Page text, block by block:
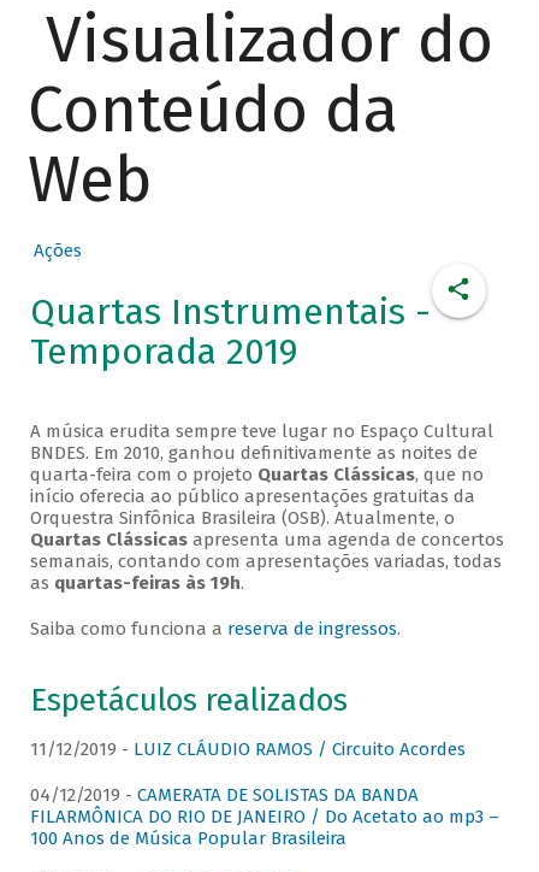
Visualizador do
Conteúdo da
Web
Ações
Quartas Instrumentais -
Temporada 2019
A música erudita sempre teve lugar no Espaço Cultural
BNDES. Em 2010, ganhou definitivamente as noites de
quarta-feira com o projeto Quartas Clássicas, que no
início oferecia ao público apresentações gratuitas da
Orquestra Sinfônica Brasileira (OSB). Atualmente, o
Quartas Clássicasapresenta uma agenda de concertos
semanais, contando com apresentações variadas, todas
as quartas-feiras às 19h.
Saiba como funciona a reserva de ingressos.
Espetáculos realizados
11/12/2019 - LUIZ CLÁUDIO RAMOS / Circuito Acordes
04/12/2019 - CAMERATA DE SOLISTAS DA BANDA
FILARMÔNICA DO RIO DE JANEIRO / Do Acetato ao mp3 –
100 Anos de Música Popular Brasileira